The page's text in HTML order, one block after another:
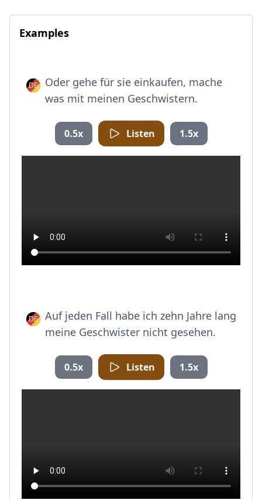
Examples
Oder gehe für sie einkaufen, mache
was mit meinen Geschwistern.
0.5x Listen 1.5x
Auf jeden Fall habe ich zehn Jahre lang
meine Geschwister nicht gesehen.
0.5x Listen 1.5x